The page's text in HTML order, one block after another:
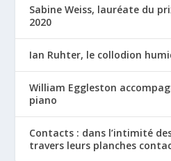
Sabine Weiss, lauréate du
2020
Ian Ruhter, le collodion
William Eggleston
piano
Contacts : dans l’intimité
travers leurs planches